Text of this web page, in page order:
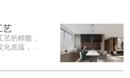
艺
艺的精髓，
底蕴，优
，线条古朴